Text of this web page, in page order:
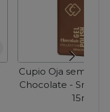
Cupio Oja
Chocolate -
15ml